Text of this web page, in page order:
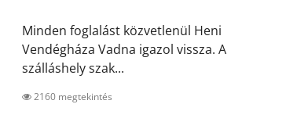
Minden foglalást közvetlenül Heni
Vendégháza Vadna igazol vissza. A
szálláshely szak...
2160 megtekintés